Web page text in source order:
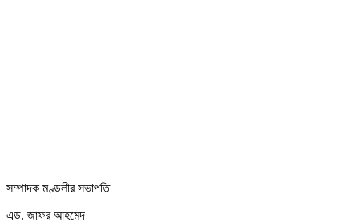
সম্পাদক মণ্ডলীর সভাপতি
এড. জাফর আহমেদ